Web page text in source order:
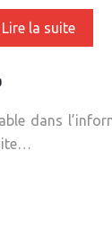
Lire la suite
dans